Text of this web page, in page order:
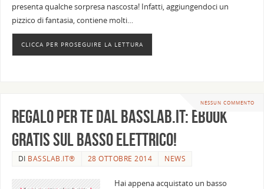
presenta qualche sorpresa nascosta! Infatti, aggiungendoci un
pizzico di fantasia, contiene molti…
CLICCA PER PROSEGUIRE LA LETTURA
NESSUN COMMENTO
Regalo per te dal BassLab.it: ebook
gratis sul basso elettrico!
DI BASSLAB.IT® 28 OTTOBRE 2014 NEWS
Hai appena acquistato un basso